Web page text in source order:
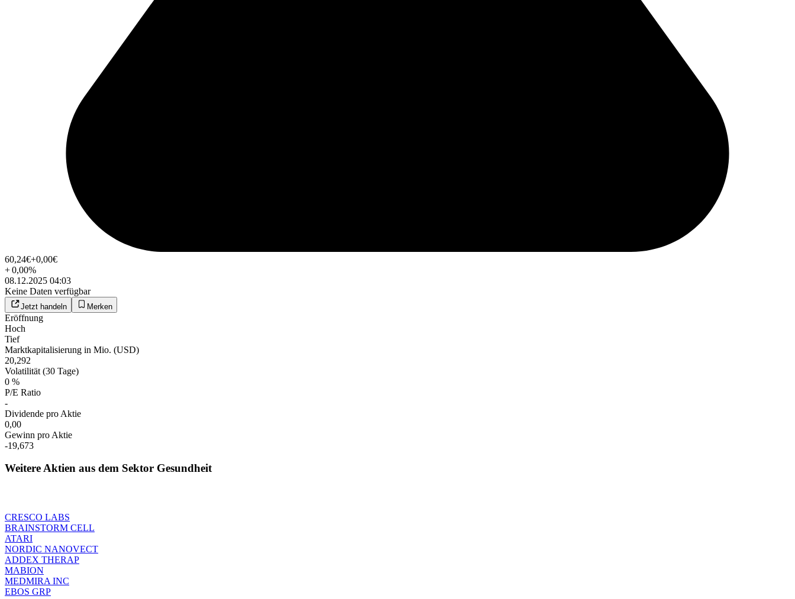
60,24€+0,00€
+0,00%
08.12.2025 04:03
Keine Daten verfügbar
Jetzt handeln Merken
Eröffnung
Hoch
Tief
Marktkapitalisierung in Mio. (USD)
20,292
Volatilität (30 Tage)
0 %
P/E Ratio
-
Dividende pro Aktie
0,00
Gewinn pro Aktie
-19,673
Weitere Aktien aus dem Sektor Gesundheit
CRESCO LABS
BRAINSTORM CELL
ATARI
NORDIC NANOVECT
ADDEX THERAP
MABION
MEDMIRA INC
EBOS GRP